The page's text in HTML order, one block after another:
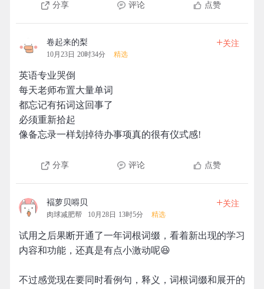
分享 评论 点赞
卷起来的梨
10月23日 20时34分 精选
+关注
英语专业哭倒
每天老师布置大量单词
都忘记有拓词这回事了
必须重新拾起
像备忘录一样划掉待办事项真的很有仪式感!
分享 评论 点赞
褔萝贝嘚贝
肉球减肥帮 10月28日 13时5分 精选
+关注
试用之后果断开通了一年词根词缀，看着新出现的学习
内容和功能，还真是有点小激动呢😆
不过感觉现在要同时看例句，释义，词根词缀和展开的